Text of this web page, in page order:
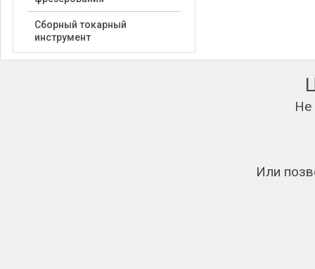
Сборный токарный
инструмент
Не
Или